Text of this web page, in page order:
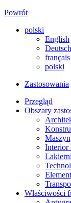
Powrót
polski
English
Deutsch
français
polski
Zastosowania
Przegląd
Obszary
Interior
Właściwości